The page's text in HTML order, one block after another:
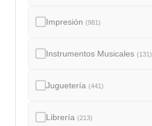
Impresión(981)
Instrumentos Musicales(131)
Juguetería(441)
Librería(213)